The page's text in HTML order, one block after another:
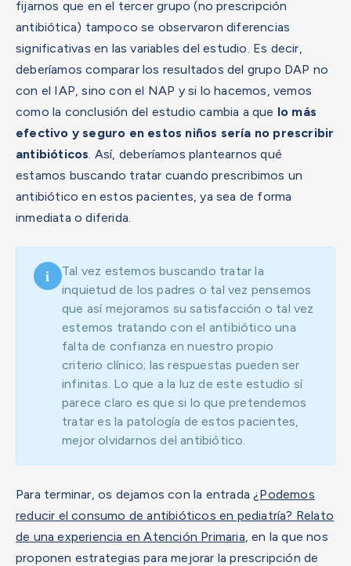
fijarnos que en el tercer grupo (no prescripción
antibiótica) tampoco se observaron diferencias
significativas en las variables del estudio. Es decir,
deberíamos comparar los resultados del grupo DAP no
con el IAP, sino con el NAP y si lo hacemos, vemos
como la conclusión del estudio cambia a que lo más
efectivo y seguro en estos niños sería no prescribir
antibióticos. Así, deberíamos plantearnos qué
estamos buscando tratar cuando prescribimos un
antibiótico en estos pacientes, ya sea de forma
inmediata o diferida.
i
Tal vez estemos buscando tratar la
inquietud de los padres o tal vez pensemos
que así mejoramos su satisfacción o tal vez
estemos tratando con el antibiótico una
falta de confianza en nuestro propio
criterio clínico; las respuestas pueden ser
infinitas. Lo que a la luz de este estudio sí
parece claro es que si lo que pretendemos
tratar es la patología de estos pacientes,
mejor olvidarnos del antibiótico.
Para terminar, os dejamos con la entrada¿Podemos
reducir el consumo de antibióticos en pediatría? Relato
de una experiencia en Atención Primaria, en la que nos
proponen estrategias para mejorar la prescripción de